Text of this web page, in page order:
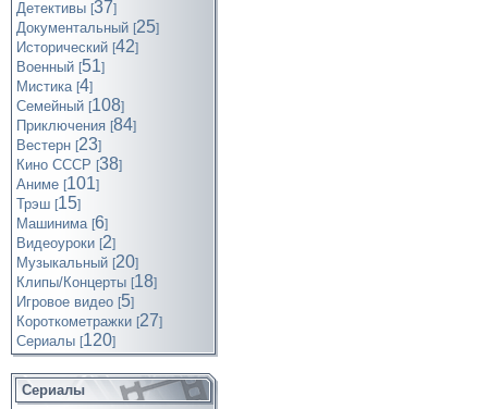
Детективы [37]
Документальный [25]
Исторический [42]
Военный [51]
Мистика [4]
Семейный [108]
Приключения [84]
Вестерн [23]
Кино СССР [38]
Аниме [101]
Трэш [15]
Машинима [6]
Видеоуроки [2]
Музыкальный [20]
Клипы/Концерты [18]
Игровое видео [5]
Короткометражки [27]
Cериалы [120]
Сериалы